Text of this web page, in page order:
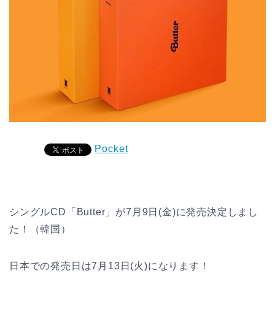
Pocket
シングルCD「Butter」が7月9日(金)に発売決定しまし
た！（韓国）
日本での発売日は7月13日(火)になります！